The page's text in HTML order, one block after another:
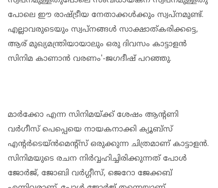
പോലെ ഈ രാഷ്ട്രീയ നേതാക്കള്‍ക്കും സ്വപ്‌നമുണ്ട്.
എല്ലാവരുടെയും സ്വപ്‌നങ്ങള്‍ സാക്ഷാത്കരിക്കട്ടെ,
ആര് മുഖ്യമന്ത്രിയായാലും ഒരു ദിവസം കാട്ടാളന്‍
സിനിമ കാണാന്‍ വരണം'-ജഗദീഷ് പറഞ്ഞു.
മാര്‍ക്കോ എന്ന സിനിമയ്ക്ക് ശേഷം ആന്റണി
വര്‍ഗീസ് പെപ്പെയെ നായകനാക്കി ക്യൂബ്സ്
എന്റര്‍ടെയ്ന്‍മെന്റ്സ് ഒരുക്കുന്ന ചിത്രമാണ് കാട്ടാളന്‍.
സിനിമയുടെ രചന നിര്‍വ്വഹിച്ചിരിക്കുന്നത് പോള്‍
ജോര്‍ജ്, ജോബി വര്‍ഗ്ഗീസ്, ജെറോ ജേക്കബ്